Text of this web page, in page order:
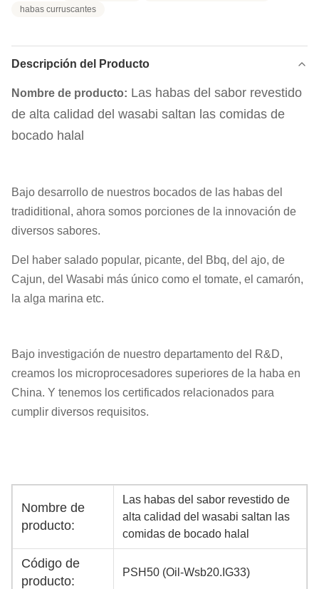
habas curruscantes
Descripción del Producto
Nombre de producto: Las habas del sabor revestido
de alta calidad del wasabi saltan las comidas de
bocado halal
Bajo desarrollo de nuestros bocados de las habas del
tradiditional, ahora somos porciones de la innovación de
diversos sabores.
Del haber salado popular, picante, del Bbq, del ajo, de
Cajun, del Wasabi más único como el tomate, el camarón,
la alga marina etc.
Bajo investigación de nuestro departamento del R&D,
creamos los microprocesadores superiores de la haba en
China. Y tenemos los certificados relacionados para
cumplir diversos requisitos.
Nombre de
producto:
Las habas del sabor revestido de
alta calidad del wasabi saltan las
comidas de bocado halal
Código de
producto:
PSH50 (Oil-Wsb20.IG33)